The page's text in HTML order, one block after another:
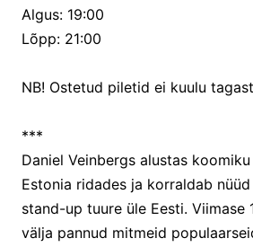
Algus: 19:00
Lõpp: 21:00
NB! Ostetud piletid ei kuulu
***
Daniel Veinbergs alustas
Estonia ridades ja korraldab
stand-up tuure üle Eesti. Viimase
välja pannud mitmeid